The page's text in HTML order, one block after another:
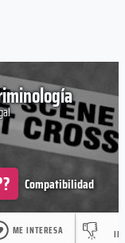
Compatibilidad
ME INTERESA